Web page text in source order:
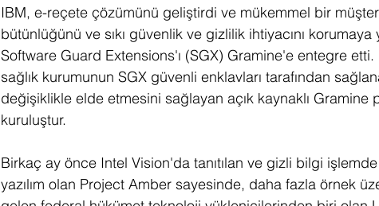
IBM, e-reçete çözümünü geliştirdi ve mükemmel bir
bütünlüğünü ve sıkı güvenlik ve gizlilik ihtiyacını korumaya
Software Guard Extensions'ı (SGX) Gramine'e entegre
sağlık kurumunun SGX güvenli enklavları tarafından
değişiklikle elde etmesini sağlayan açık kaynaklı Gramine
kuruluştur.
Birkaç ay önce Intel Vision'da tanıtılan ve gizli bilgi
yazılım olan Project Amber sayesinde, daha fazla örnek